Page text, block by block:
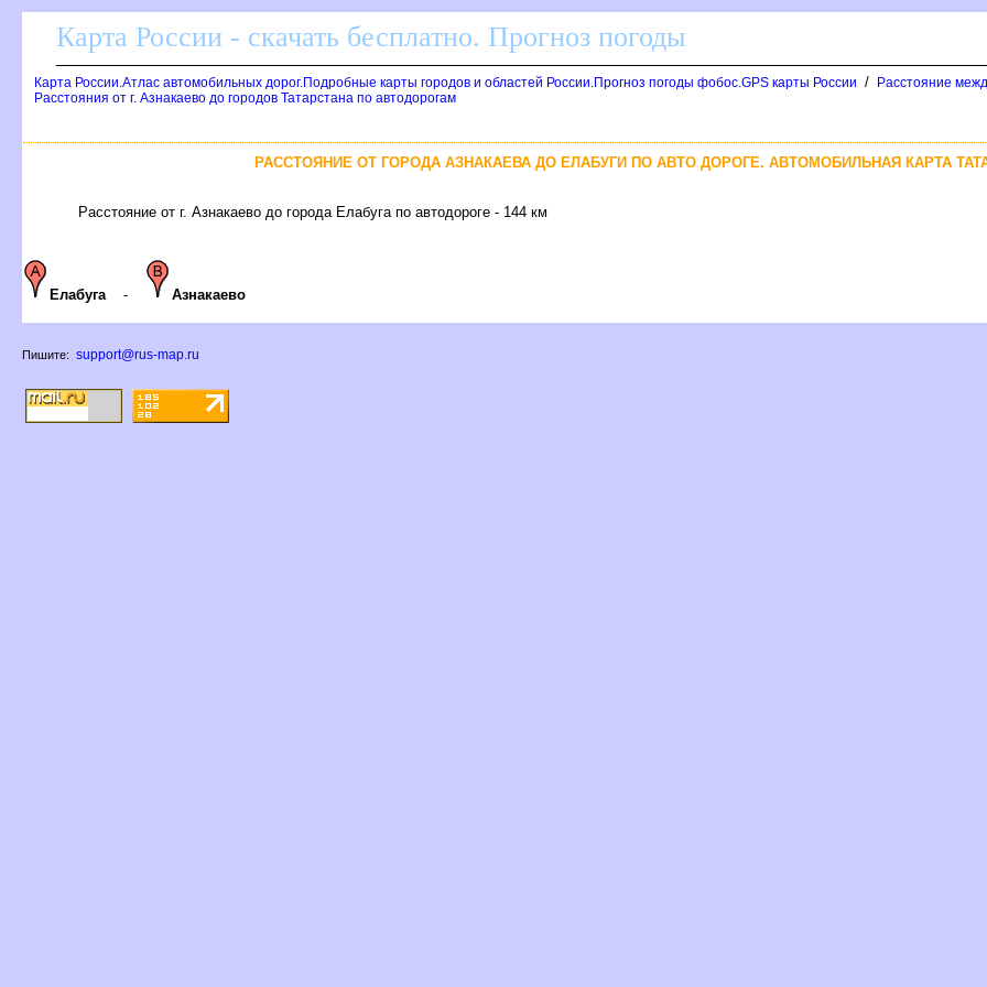
Карта России - скачать бесплатно. Прогноз погоды
Карта России.Атлас автомобильных дорог.Подробные карты городов и областей России.Прогноз погоды фобос.GPS карты России / Расстояние
Расстояния от г. Азнакаево до городов Татарстана по автодорогам
РАССТОЯНИЕ ОТ ГОРОДА АЗНАКАЕВА ДО ЕЛАБУГИ ПО АВТО ДОРОГЕ. АВТОМОБИЛЬНАЯ КАРТА
Расстояние от г. Азнакаево до города Елабуга по автодороге - 144 км
Елабуга - Азнакаево
Пишите: support@rus-map.ru